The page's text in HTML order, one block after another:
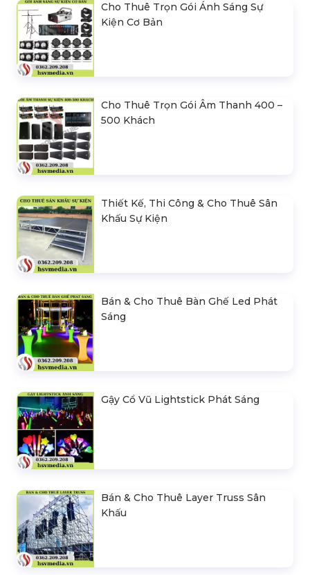
Cho Thuê Trọn Gói Ánh Sáng Sự
Kiện Cơ Bản
Cho Thuê Trọn Gói Âm Thanh 400 –
500 Khách
Thiết Kế, Thi Công & Cho Thuê Sân
Khấu Sự Kiện
Bán & Cho Thuê Bàn Ghế Led Phát
Sáng
Gậy Cổ Vũ Lightstick Phát Sáng
Bán & Cho Thuê Layer Truss Sân
Khấu